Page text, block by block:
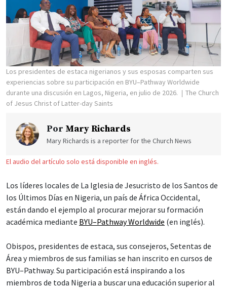
Los presidentes de estaca nigerianos y sus esposas comparten sus
experiencias sobre su participación en BYU–Pathway Worldwide
durante una discusión en Lagos, Nigeria, en julio de 2026.
The Church
of Jesus Christ of Latter-day Saints
Por Mary Richards
Mary Richards is a reporter for the Church News
El audio del artículo solo está disponible en inglés.
Los líderes locales de La Iglesia de Jesucristo de los Santos de
los Últimos Días en Nigeria, un país de África Occidental,
están dando el ejemplo al procurar mejorar su formación
académica mediante BYU–Pathway Worldwide (en inglés).
Obispos, presidentes de estaca, sus consejeros, Setentas de
Área y miembros de sus familias se han inscrito en cursos de
BYU–Pathway. Su participación está inspirando a los
miembros de toda Nigeria a buscar una educación superior al